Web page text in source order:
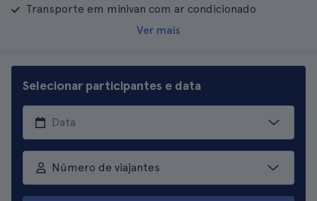
Transporte em minivan com ar condicionado
Ver mais
Selecionar participantes e data
Número de viajantes